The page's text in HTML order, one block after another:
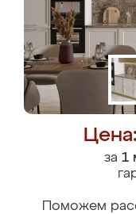
за 1
Поможем